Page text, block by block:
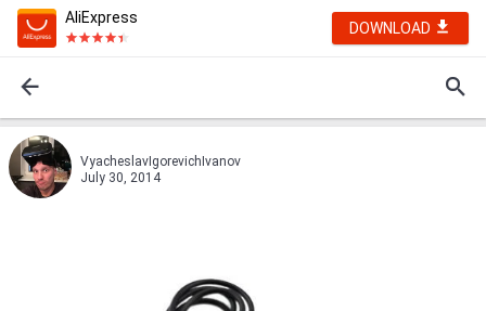
AliExpress
DOWNLOAD
VyacheslavIgorevichIvanov
July 30, 2014